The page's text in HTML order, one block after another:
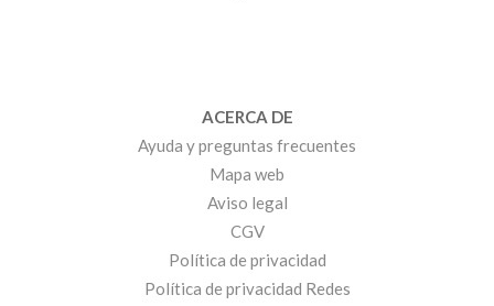
ACERCA DE
Ayuda y preguntas frecuentes
Mapa web
Aviso legal
CGV
Política de privacidad
Política de privacidad Redes